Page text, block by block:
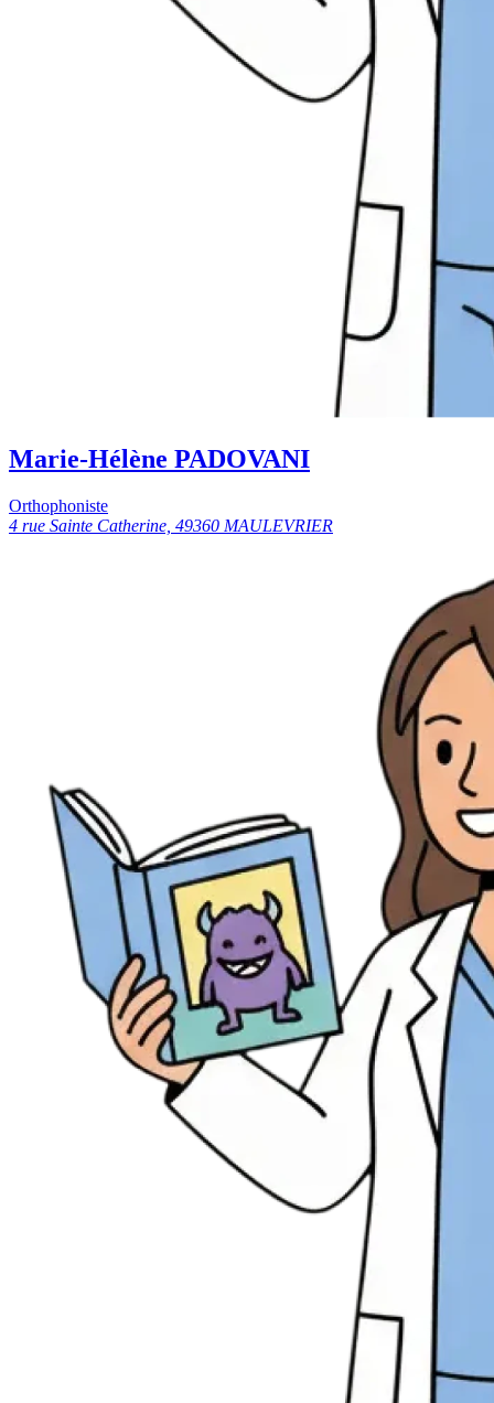
Marie-Hélène PADOVANI
Orthophoniste
4 rue Sainte Catherine, 49360 MAULEVRIER